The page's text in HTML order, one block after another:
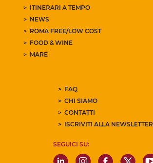
ITINERARI A TEMPO
NEWS
ROMA FREE/LOW COST
FOOD & WINE
MARE
FAQ
CHI SIAMO
CONTATTI
ISCRIVITI ALLA NEWSLETTER
SEGUICI SU: